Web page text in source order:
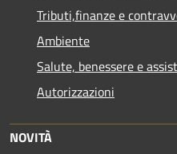
Tributi,finanze e
Ambiente
Salute, benessere e
Autorizzazioni
NOVITÀ